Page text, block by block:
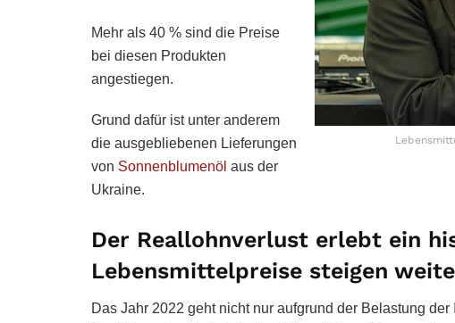
Mehr als 40 % sind die Preise
bei diesen Produkten
angestiegen.
Grund dafür ist unter anderem
die ausgebliebenen Lieferungen
von Sonnenblumenöl aus der
Ukraine.
Der Reallohnverlust erlebt ein
Lebensmittelpreise steigen
Das Jahr 2022 geht nicht nur aufgrund der Belastung